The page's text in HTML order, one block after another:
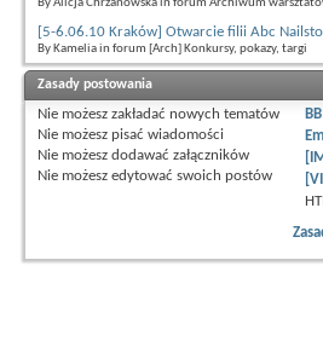
By Alicja Chrzanowska in forum Archiwum
[5-6.06.10 Kraków] Otwarcie filii Abc
By Kamelia in forum [Arch] Konkursy, pokazy, targi
Zasady postowania
Nie możesz zakładać nowych tematów
Nie możesz pisać wiadomości
Nie możesz dodawać załączników
Nie możesz edytować swoich postów